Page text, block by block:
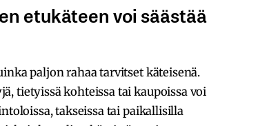
etukäteen voi säästää
paljon rahaa tarvitset käteisenä.
tietyissä kohteissa tai kaupoissa voi
takseissa tai paikallisilla